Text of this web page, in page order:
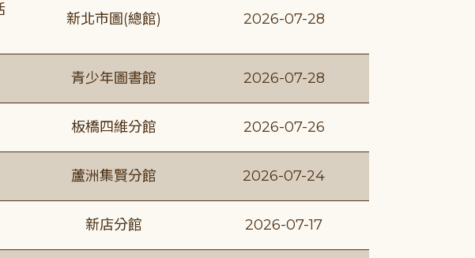
新北市圖(總館) 2026-07-28
青少年圖書館 2026-07-28
板橋四維分館 2026-07-26
蘆洲集賢分館 2026-07-24
新店分館 2026-07-17